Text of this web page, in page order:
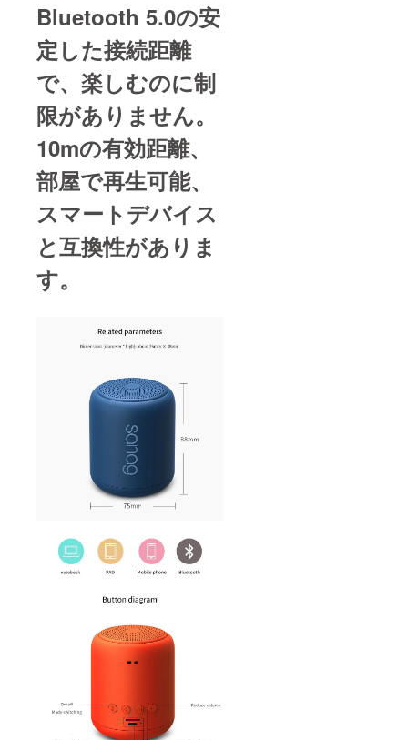
Bluetooth 5.0の安
定した接続距離
で、楽しむのに制
限がありません。
10mの有効距離、
部屋で再生可能、
スマートデバイス
と互換性がありま
す。